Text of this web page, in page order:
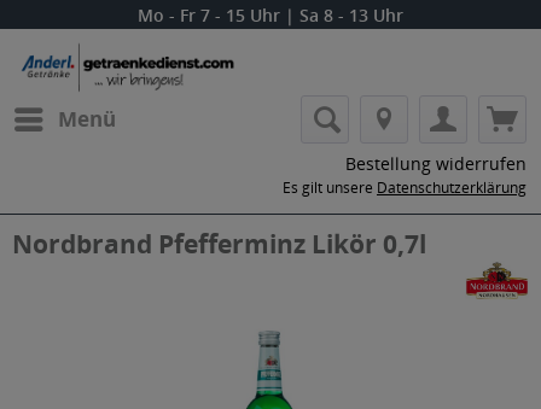
Mo - Fr 7 - 15 Uhr | Sa 8 - 13 Uhr
Menü
Bestellung widerrufen
Es gilt unsere Datenschutzerklärung
Nordbrand Pfefferminz Likör 0,7l